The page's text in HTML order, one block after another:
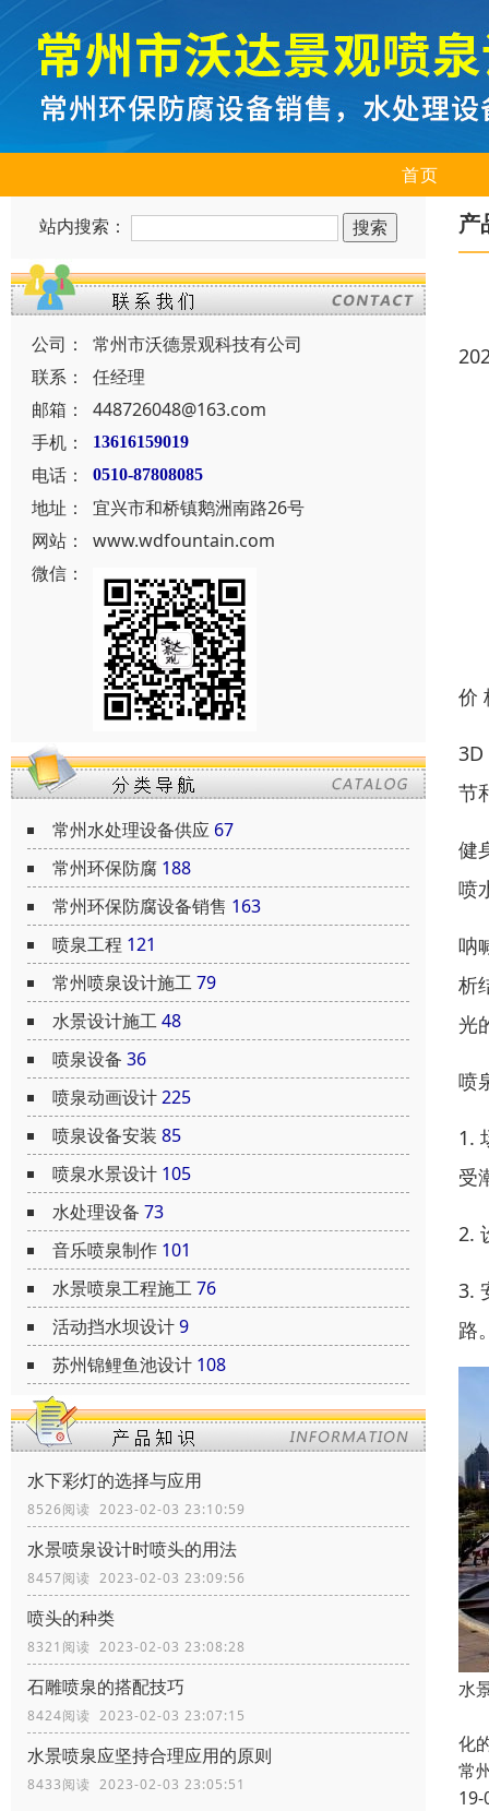
首页
站内搜索：
公司：
常州市沃德景观科技有公司
联系：
任经理
邮箱：
448726048@163.com
手机：
13616159019
电话： 0510-87808085
地址：
宜兴市和桥镇鹅洲南路26号
网站：
www.wdfountain.com
微信：
常州水处理设备供应 67
常州环保防腐 188
常州环保防腐设备销售 163
喷泉工程 121
常州喷泉设计施工79
水景设计施工48
喷泉设备 36
喷泉动画设计225
喷泉设备安装 85
喷泉水景设计 105
水处理设备 73
音乐喷泉制作 101
水景喷泉工程施工76
活动挡水坝设计9
苏州锦鲤鱼池设计 108
水下彩灯的选择与应用
8526阅读 2023-02-03 23:10:59
水景喷泉设计时喷头的用法
8457阅读 2023-02-03 23:09:56
喷头的种类
8321阅读 2023-02-03 23:08:28
石雕喷泉的搭配技巧
8424阅读 2023-02-03 23:07:15
水景喷泉应坚持合理应用的原则
8433阅读 2023-02-03 23:05:51
产
价
3D
节
健
喷
呐
析
光
喷
1.
受
2.
3.
路
水
化
常
19-